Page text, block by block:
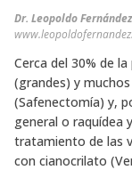
Dr. Leopoldo
Cerca del 30% de
(grandes) y
(Safenectomía) y,
general o raquídea
tratamiento de las
con cianocrilato